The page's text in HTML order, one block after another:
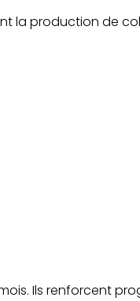
la production de
Ils renforcent